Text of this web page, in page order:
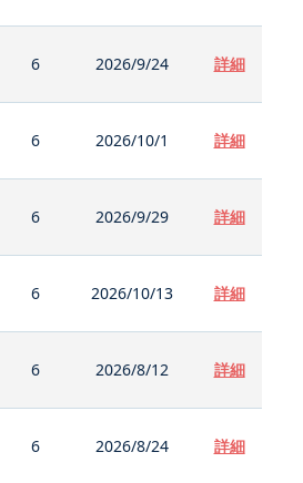
6 2026/9/24 詳細
6 2026/10/1 詳細
6 2026/9/29 詳細
6 2026/10/13 詳細
6 2026/8/12 詳細
6 2026/8/24 詳細